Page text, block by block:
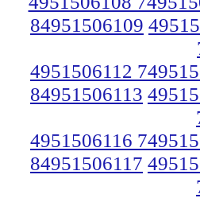
84951506109
4951506112
84951506113
4951506116
84951506117